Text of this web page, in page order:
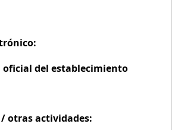
oficial del establecimiento
otras actividades: